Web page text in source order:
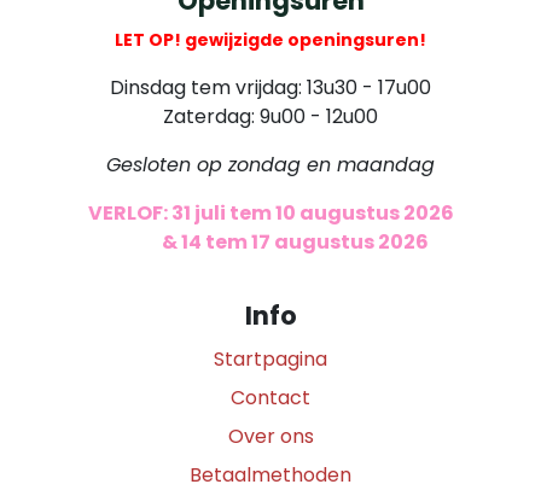
LET OP! gewijzigde openingsuren!
Dinsdag tem vrijdag: 13u30 - 17u00
Zaterdag: 9u00 - 12u00
Gesloten op zondag en maandag
VERLOF: 31 juli tem 10 augustus 2026
& 14 tem 17 augustus 2026
Info
Startpagina
Contact
Over ons
Betaalmethoden